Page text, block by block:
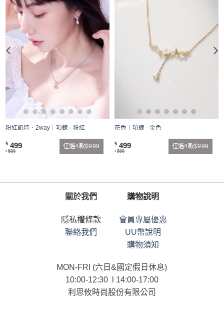
粉紅凱特．2way｜項鍊 - 粉紅
$ 499
$ 599
任選4款$999
花香｜項鍊 - 金色
$ 499
$ 599
任選4款$999
關於我們
隱私權條款
聯絡我們
購物說明
會員專屬優惠
UU幣說明
購物須知
MON-FRI (六日&國定假日休息)
10:00-12:30 l 14:00-17:00
利思攸時尚股份有限公司